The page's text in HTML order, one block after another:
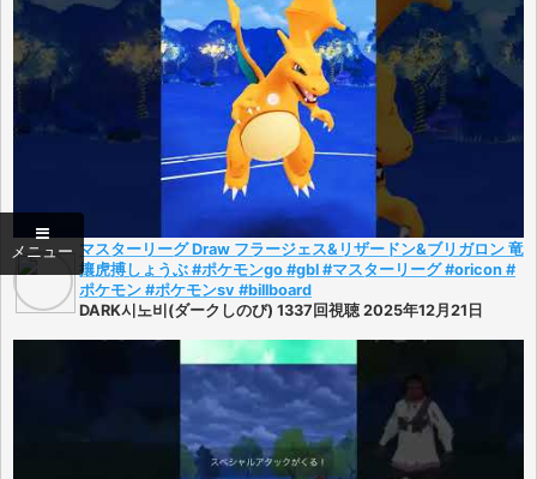
マスターリーグ Draw フラージェス&リザードン&ブリガロン 竜
攘虎搏しょうぶ #ポケモンgo #gbl #マスターリーグ #oricon #
ポケモン #ポケモンsv #billboard
DARK시노비(ダークしのび) 1337回視聴 2025年12月21日